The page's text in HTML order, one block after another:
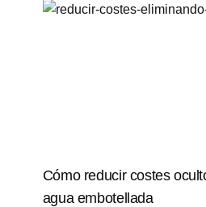
Cómo reducir costes
agua embotellada